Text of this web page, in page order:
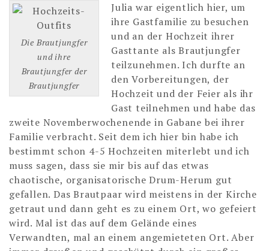
Die Brautjungfer
und ihre
Brautjungfer der
Brautjungfer
Julia war eigentlich hier, um
ihre Gastfamilie zu besuchen
und an der Hochzeit ihrer
Gasttante als Brautjungfer
teilzunehmen. Ich durfte an
den Vorbereitungen, der
Hochzeit und der Feier als ihr
Gast teilnehmen und habe das
zweite Novemberwochenende in Gabane bei ihrer
Familie verbracht. Seit dem ich hier bin habe ich
bestimmt schon 4-5 Hochzeiten miterlebt und ich
muss sagen, dass sie mir bis auf das etwas
chaotische, organisatorische Drum-Herum gut
gefallen. Das Brautpaar wird meistens in der Kirche
getraut und dann geht es zu einem Ort, wo gefeiert
wird. Mal ist das auf dem Gelände eines
Verwandten, mal an einem angemieteten Ort. Aber